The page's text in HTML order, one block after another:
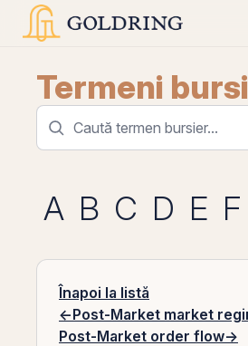
Termeni
A B C D E F
Înapoi la listă
←Post-Market market
Post-Market order flow→